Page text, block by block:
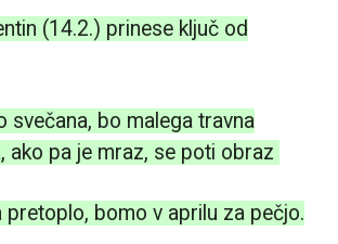
(14.2.) prinese ključ od
svečana, bo malega travna
ako pa je mraz, se poti obraz
pretoplo, bomo v aprilu za pečjo.